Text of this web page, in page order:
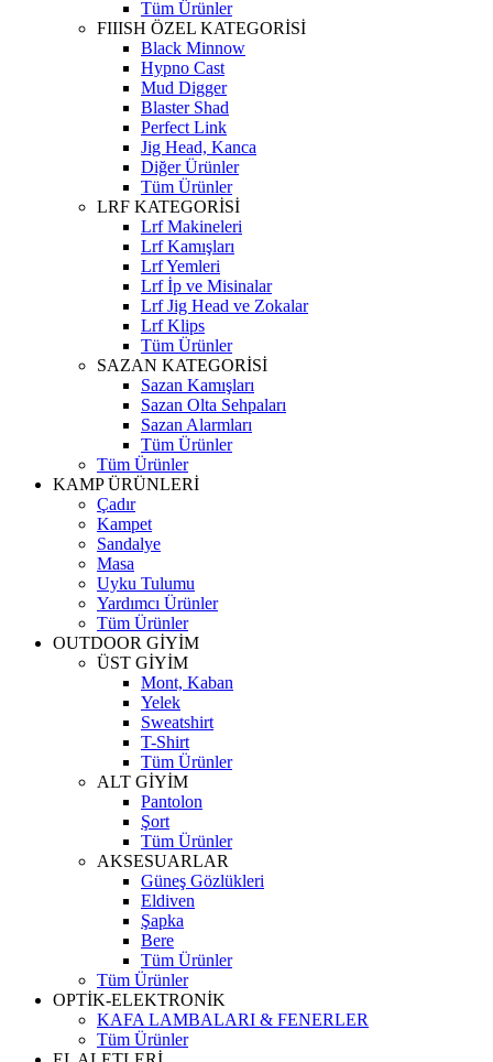
Tüm Ürünler
FIIISH ÖZEL KATEGORİSİ
Black Minnow
Hypno Cast
Mud Digger
Blaster Shad
Perfect Link
Jig Head, Kanca
Diğer Ürünler
Tüm Ürünler
LRF KATEGORİSİ
Lrf Makineleri
Lrf Kamışları
Lrf Yemleri
Lrf İp ve Misinalar
Lrf Jig Head ve Zokalar
Lrf Klips
Tüm Ürünler
SAZAN KATEGORİSİ
Sazan Kamışları
Sazan Olta Sehpaları
Sazan Alarmları
Tüm Ürünler
Tüm Ürünler
KAMP ÜRÜNLERİ
Çadır
Kampet
Sandalye
Masa
Uyku Tulumu
Yardımcı Ürünler
Tüm Ürünler
OUTDOOR GİYİM
ÜST GİYİM
Mont, Kaban
Yelek
Sweatshirt
T-Shirt
Tüm Ürünler
ALT GİYİM
Pantolon
Şort
Tüm Ürünler
AKSESUARLAR
Güneş Gözlükleri
Eldiven
Şapka
Bere
Tüm Ürünler
Tüm Ürünler
OPTİK-ELEKTRONİK
KAFA LAMBALARI & FENERLER
Tüm Ürünler